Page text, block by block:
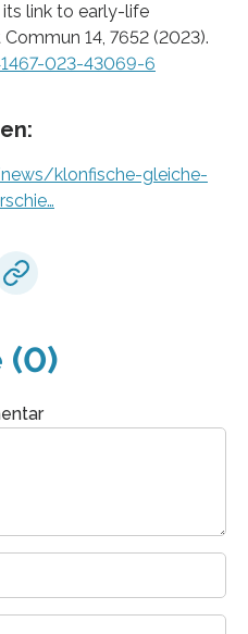
link to early-life
14, 7652 (2023).
023-43069-6
klonfische-gleiche-
(0)